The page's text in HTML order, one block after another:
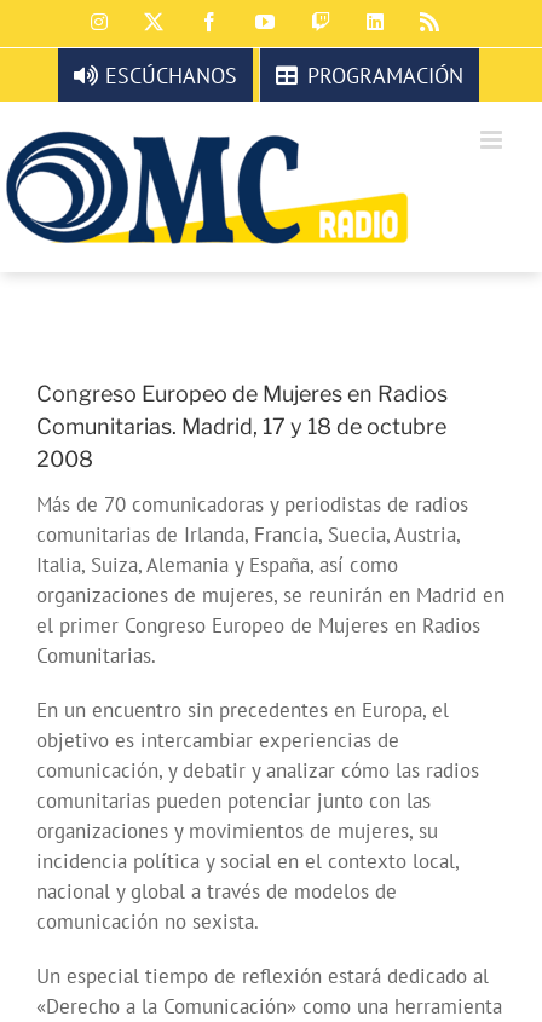
al
contenido
Instagram FacebookYouTubeTwitchLinkedIn
ESCÚCHANOS PROGRAMACIÓN
Congreso Europeo de Mujeres en Radios
Comunitarias. Madrid, 17 y 18 de octubre
2008
Más de 70 comunicadoras y periodistas de radios
comunitarias de Irlanda, Francia, Suecia, Austria,
Italia, Suiza, Alemania y España, así como
organizaciones de mujeres, se reunirán en Madrid en
el primer Congreso Europeo de Mujeres en Radios
Comunitarias.
En un encuentro sin precedentes en Europa, el
objetivo es intercambiar experiencias de
comunicación, y debatir y analizar cómo las radios
comunitarias pueden potenciar junto con las
organizaciones y movimientos de mujeres, su
incidencia política y social en el contexto local,
nacional y global a través de modelos de
comunicación no sexista.
Un especial tiempo de reflexión estará dedicado al
«Derecho a la Comunicación» como una herramienta